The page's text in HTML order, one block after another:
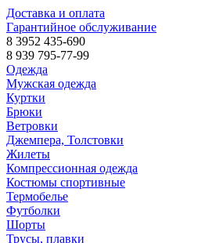
Доставка и оплата
Гарантийное обслуживание
8 3952 435-690
8 939 795-77-99
Одежда
Мужская одежда
Куртки
Брюки
Ветровки
Джемпера, Толстовки
Жилеты
Компрессионная одежда
Костюмы спортивные
Термобелье
Футболки
Шорты
Трусы, плавки